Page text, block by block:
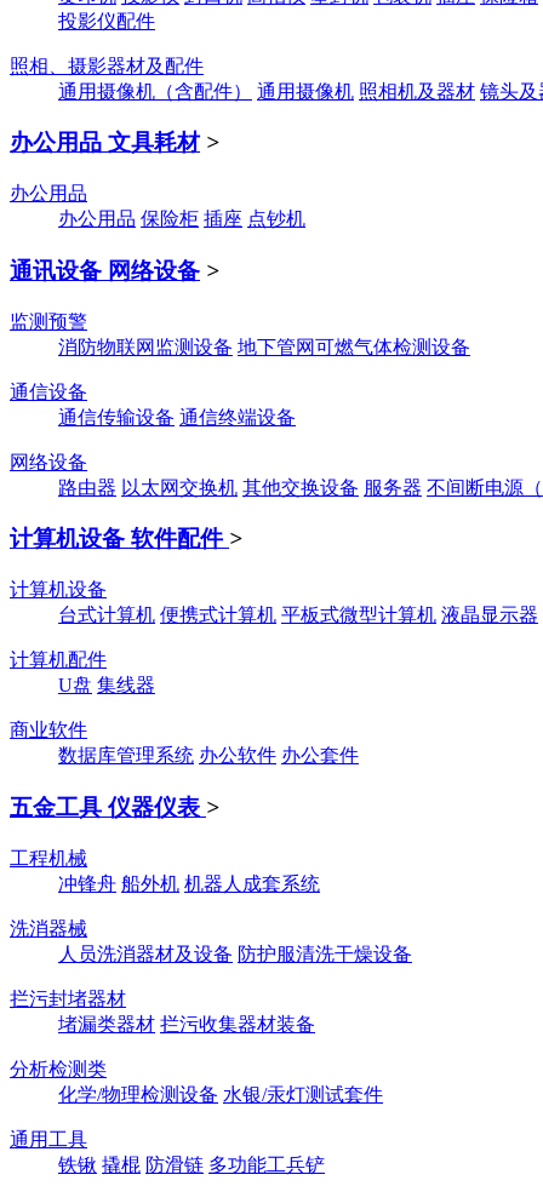
投影仪配件
照相、摄影器材及配件
通用摄像机（含配件）
通用摄像机 照相机及器材 镜头及
办公用品 文具耗材 >
办公用品
办公用品 保险柜 插座 点钞机
通讯设备 网络设备 >
监测预警
消防物联网监测设备 地下管网可燃气体检测设备
通信设备
通信传输设备 通信终端设备
网络设备
路由器 以太网交换机 其他交换设备 服务器 不间断电源
计算机设备 软件配件 >
计算机设备
台式计算机 便携式计算机 平板式微型计算机 液晶显示器
计算机配件
U盘 集线器
商业软件
数据库管理系统 办公软件 办公套件
五金工具 仪器仪表 >
工程机械
冲锋舟 船外机 机器人成套系统
洗消器械
人员洗消器材及设备 防护服清洗干燥设备
拦污封堵器材
堵漏类器材 拦污收集器材装备
分析检测类
化学/物理检测设备 水银/汞灯测试套件
通用工具
铁锹 撬棍 防滑链 多功能工兵铲